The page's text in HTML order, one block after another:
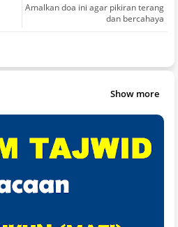
Amalkan doa ini agar pikiran terang
dan bercahaya
Show more